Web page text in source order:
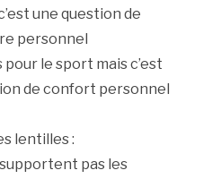
une question de
personnel
le sport mais c’est
de confort personnel
lentilles :
supportent pas les